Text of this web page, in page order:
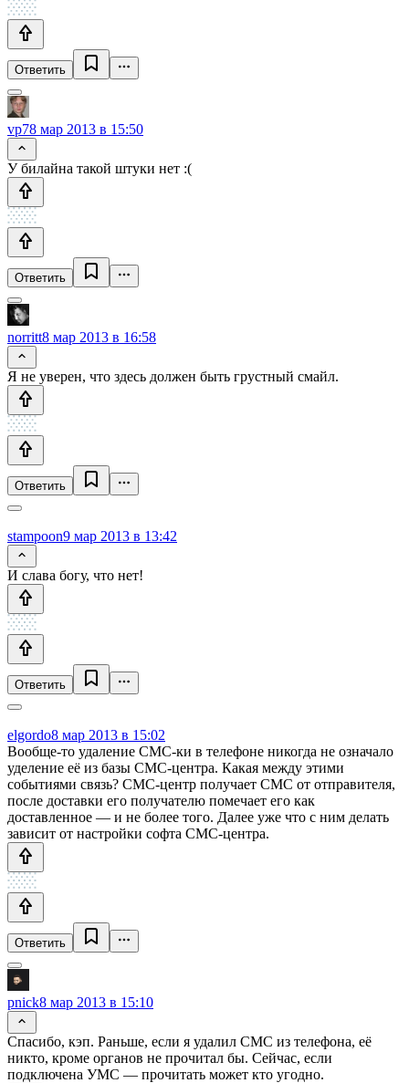
Ответить
vp78 мар 2013 в 15:50
У билайна такой штуки нет :(
Ответить
norritt8 мар 2013 в 16:58
Я не уверен, что здесь должен быть грустный смайл.
Ответить
stampoon9 мар 2013 в 13:42
И слава богу, что нет!
Ответить
elgordo8 мар 2013 в 15:02
Вообще-то удаление СМС-ки в телефоне никогда не означало
уделение её из базы СМС-центра. Какая между этими
событиями связь? СМС-центр получает СМС от отправителя,
после доставки его получателю помечает его как
доставленное — и не более того. Далее уже что с ним делать
зависит от настройки софта СМС-центра.
Ответить
pnick8 мар 2013 в 15:10
Спасибо, кэп. Раньше, если я удалил СМС из телефона, её
никто, кроме органов не прочитал бы. Сейчас, если
подключена УМС — прочитать может кто угодно.